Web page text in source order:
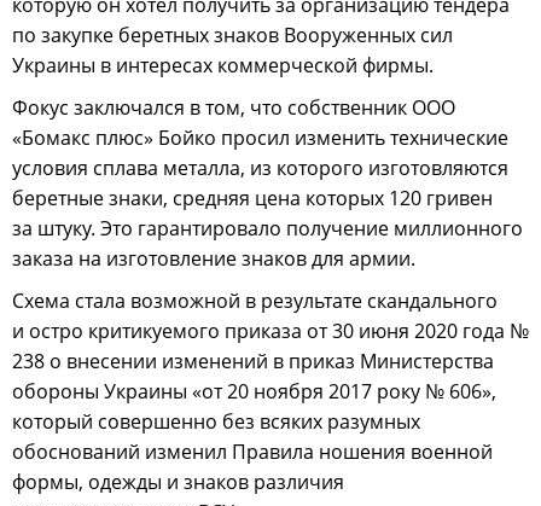
по закупке беретных знаков Вооруженных сил
Украины в интересах коммерческой фирмы.
Фокус заключался в том, что собственник ООО
«Бомакс плюс» Бойко просил изменить технические
условия сплава металла, из которого изготовляются
беретные знаки, средняя цена которых 120 гривен
за штуку. Это гарантировало получение миллионного
заказа на изготовление знаков для армии.
Схема стала возможной в результате скандального
и остро критикуемого приказа от 30 июня 2020 года №
238 о внесении изменений в приказ Министерства
обороны Украины «от 20 ноября 2017 року № 606»,
который совершенно без всяких разумных
обоснований изменил Правила ношения военной
формы, одежды и знаков различия